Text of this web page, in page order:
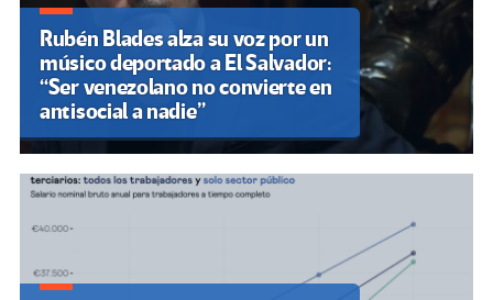
Rubén Blades alza su voz por un
músico deportado a El Salvador:
“Ser venezolano no convierte en
antisocial a nadie”